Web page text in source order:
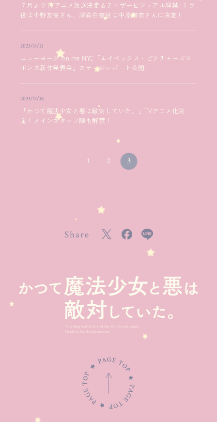
７月よりTVアニメ放送決定＆ティザービジュアル解禁!!ミラ
役は小野友樹さん、深森白夜役は中原麻衣さんに決定!!
2023/11/21
ニューヨーク Anime NYC「エイベックス・ピクチャーズ×
ボンズ新作発表会」ステージレポート公開!!
2023/11/18
「かつて魔法少女と悪は敵対していた。」TVアニメ化決
定！メインスタッフ陣も解禁！
1 2 3
Share